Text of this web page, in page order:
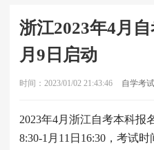
浙江2023年4月
月9日启动
时间：2023/01/02 21:43:46 自学考试
2023年4月浙江自考本科报
8:30-1月11日16:30，考试